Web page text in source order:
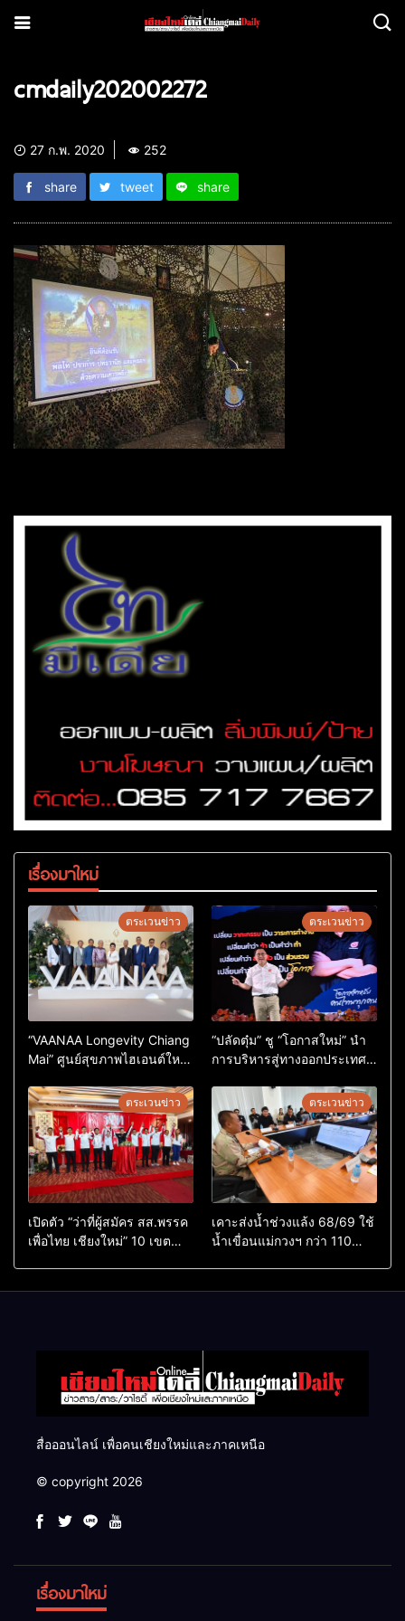
cmdaily202002272
27 ก.พ. 2020 252
share tweet share
เรื่องมาใหม่
ตระเวนข่าว
“VAANAA Longevity Chiang
Mai” ศูนย์สุขภาพไฮเอนต์ใหญ่
ตระเวนข่าว
“ปลัดตุ๋ม” ชู “โอกาสใหม่” นำ
การบริหารสู่ทางออกประเทศ
ตระเวนข่าว
เปิดตัว “ว่าที่ผู้สมัคร สส.พรรค
เพื่อไทย เชียงใหม่” 10 เขต
ตระเวนข่าว
เคาะส่งน้ำช่วงแล้ง 68/69 ใช้
น้ำเขื่อนแม่กวงฯ กว่า 110
สื่อออนไลน์ เพื่อคนเชียงใหม่และภาคเหนือ
© copyright 2026
เรื่องมาใหม่